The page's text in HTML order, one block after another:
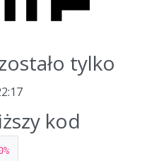
tylko
:17
kod